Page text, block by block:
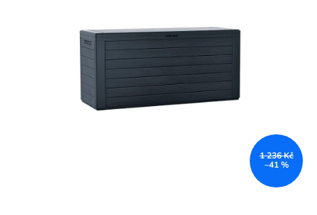
1 236 Kč
–41 %